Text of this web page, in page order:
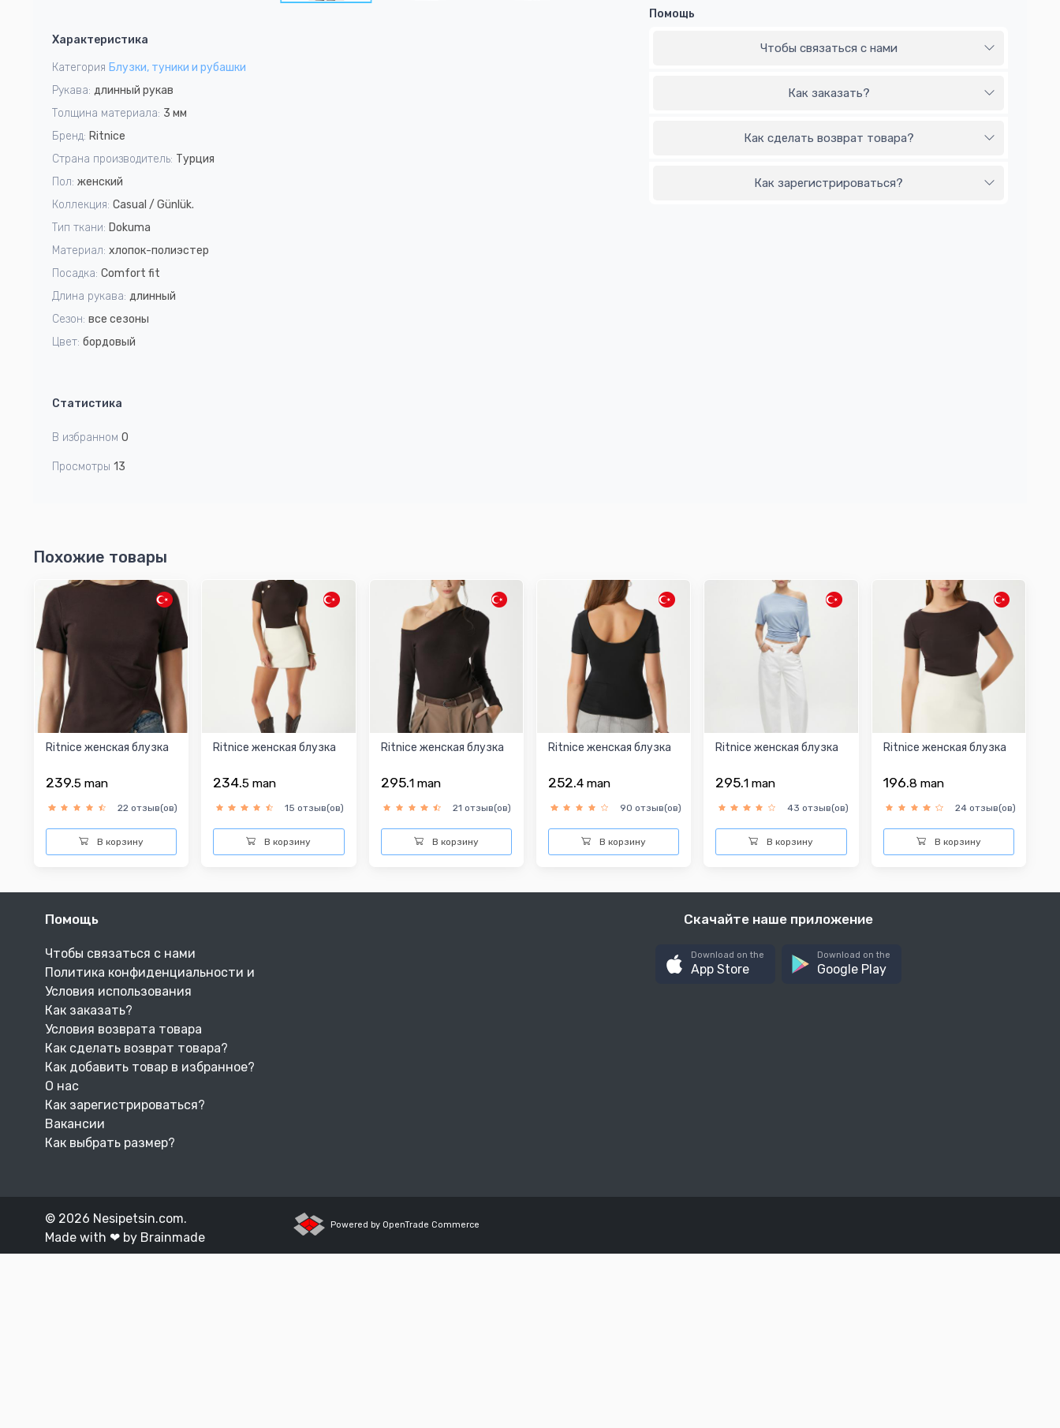
21
Характеристика
Категория Блузки, туники и рубашки
Рукава: длинный рукав
Толщина материала: 3 мм
Бренд: Ritnice
Страна производитель: Турция
Пол: женский
Коллекция: Casual / Günlük.
Тип ткани: Dokuma
Материал: хлопок-полиэстер
Посадка: Сomfort fit
Длина рукава: длинный
Сезон: все сезоны
Цвет: бордовый
Статистика
В избранном 0
Просмотры 13
Помощь
Чтобы связаться с нами
Как заказать?
Как сделать возврат товара?
Как зарегистрироваться?
Похожие товары
Ritnice женская блузка
239.5 man
22 отзыв(ов)
В корзину
Ritnice женская блузка
234.5 man
15 отзыв(ов)
В корзину
Ritnice женская блузка
295.1 man
21 отзыв(ов)
В корзину
Ritnice женская блузка
252.4 man
90 отзыв(ов)
В корзину
Ritnice женская блузка
295.1 man
43 отзыв(ов)
В корзину
Ritnice женская блузка
196.8 man
24 отзыв(ов)
В корзину
Помощь
Чтобы связаться с нами
Политика конфиденциальности и
Условия использования
Как заказать?
Условия возврата товара
Как сделать возврат товара?
Как добавить товар в избранное?
О нас
Как зарегистрироваться?
Вакансии
Как выбрать размер?
Скачайте наше приложение
Download on the
App Store
Download on the
Google Play
© 2026 Nesipetsin.com.
Made with ❤ by Brainmade
Powered by OpenTrade Commerce